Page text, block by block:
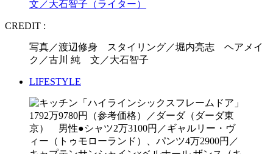
文／大石智子（ライター）
CREDIT :
写真／渡辺修身 スタイリング／堀内亮志 ヘアメイ
ク／古川 純 文／大石智子
LIFESTYLE